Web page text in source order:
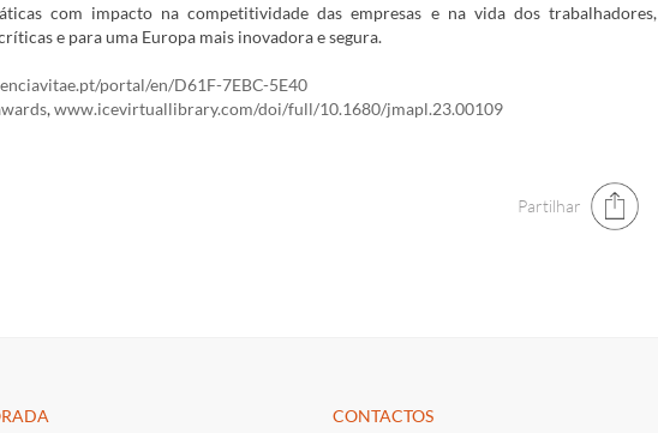
com impacto na competitividade das empresas e na vida dos trabalhadores,
e para uma Europa mais inovadora e segura.
portal/en/D61F-7EBC-5E40
,www.icevirtuallibrary.com/doi/full/10.1680/jmapl.23.00109
Partilhar
CONTACTOS